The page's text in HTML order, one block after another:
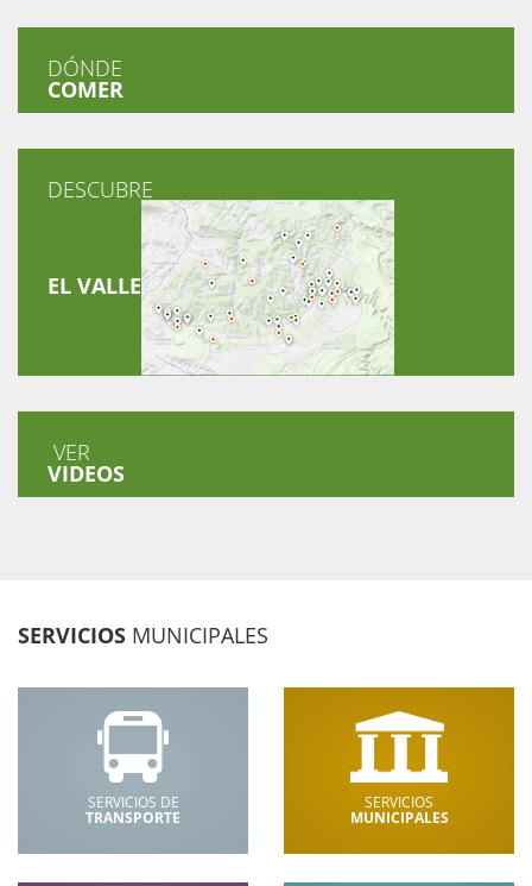
DÓNDE
COMER
DESCUBRE
EL VALLE
VER
VIDEOS
SERVICIOS MUNICIPALES
SERVICIOS DE
TRANSPORTE
SERVICIOS
MUNICIPALES